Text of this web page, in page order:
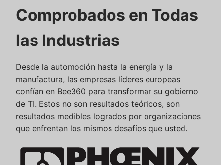
Comprobados en Todas
las Industrias
Desde la automoción hasta la energía y la
manufactura, las empresas líderes europeas
confían en Bee360 para transformar su gobierno
de TI. Estos no son resultados teóricos, son
resultados medibles logrados por organizaciones
que enfrentan los mismos desafíos que usted.